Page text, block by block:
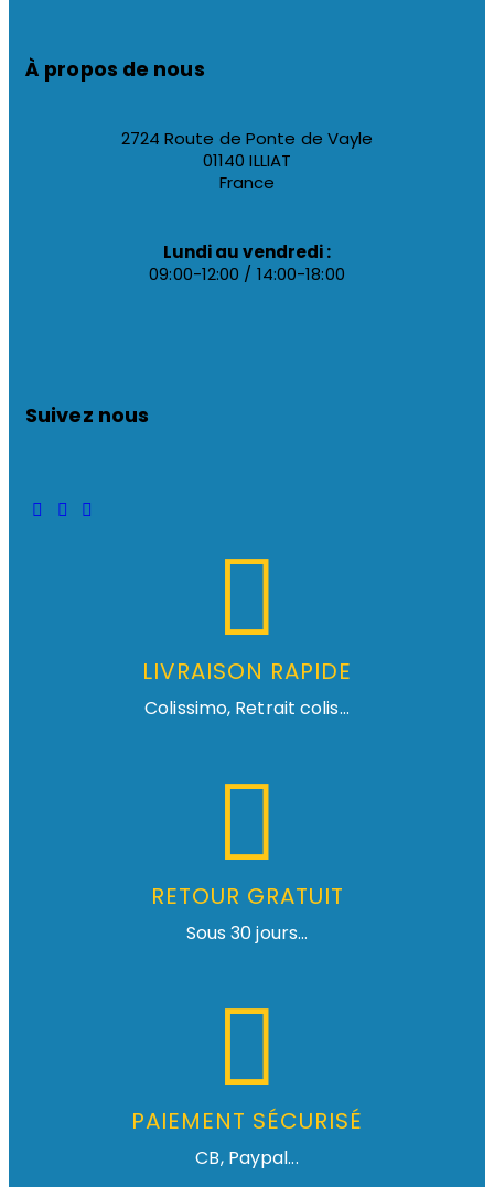
À propos de nous
2724 Route de Ponte de Vayle
01140 ILLIAT
France
Lundi au vendredi :
09:00-12:00 / 14:00-18:00
Suivez nous
LIVRAISON RAPIDE
Colissimo, Retrait colis...
RETOUR GRATUIT
Sous 30 jours...
PAIEMENT SÉCURISÉ
CB, Paypal...